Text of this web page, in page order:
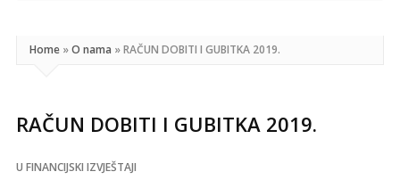
Home »O nama »RAČUN DOBITI I GUBITKA 2019.
RAČUN DOBITI I GUBITKA 2019.
U FINANCIJSKI IZVJEŠTAJI